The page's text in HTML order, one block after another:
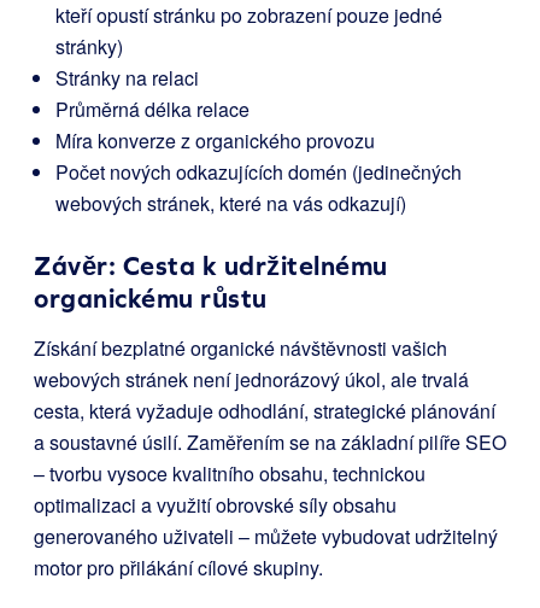
kteří opustí stránku po zobrazení pouze jedné
stránky)
Stránky na relaci
Průměrná délka relace
Míra konverze z organického provozu
Počet nových odkazujících domén (jedinečných
webových stránek, které na vás odkazují)
Závěr: Cesta k udržitelnému
organickému růstu
Získání bezplatné organické návštěvnosti vašich
webových stránek není jednorázový úkol, ale trvalá
cesta, která vyžaduje odhodlání, strategické plánování
a soustavné úsilí. Zaměřením se na základní pilíře SEO
– tvorbu vysoce kvalitního obsahu, technickou
optimalizaci a využití obrovské síly obsahu
generovaného uživateli – můžete vybudovat udržitelný
motor pro přilákání cílové skupiny.